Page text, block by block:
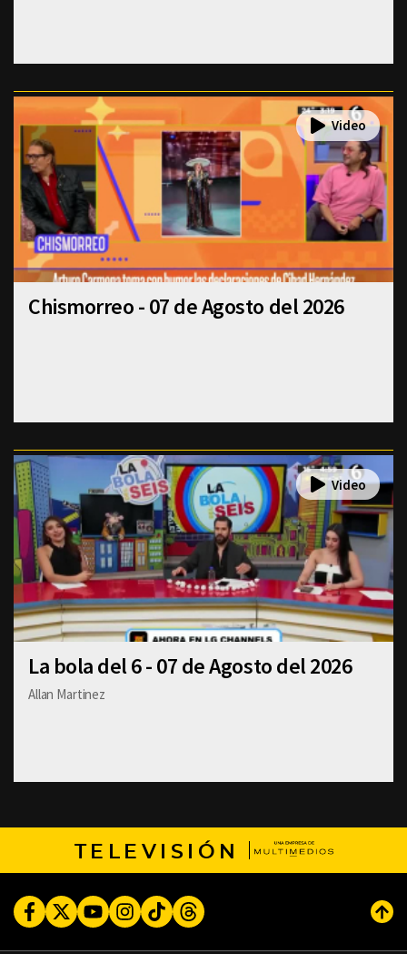
Chismorreo - 07 de Agosto del 2026
La bola del 6 - 07 de Agosto del 2026
Allan Martinez
TELEVISIÓN
FacebookTwitterYoutubeInstagram
TikTokThreads